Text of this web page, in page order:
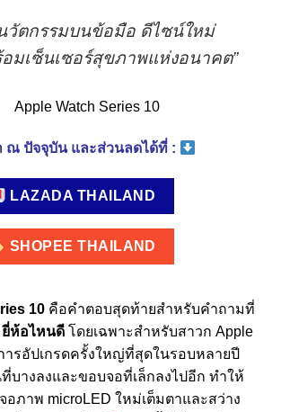
วัตกรรมบนข้อมือ ดีไซน์ใหม่
มเซ็นเซอร์สุขภาพแห่งอนาคต”
ณ ปัจจุบัน และส่วนลดได้ที่ :
LAZADA THAILAND
SHOPEE THAILAND
10 คือคำตอบสุดท้ายสำหรับคำถามที่
ยี่ห้อไหนดี โดยเฉพาะสำหรับสาวก Apple
รอัปเกรดครั้งใหญ่ที่สุดในรอบหลายปี
บางลงและขอบจอที่เล็กลงไปอีก ทำให้
ภาพ microLED ใหม่เต็มตาและสว่าง